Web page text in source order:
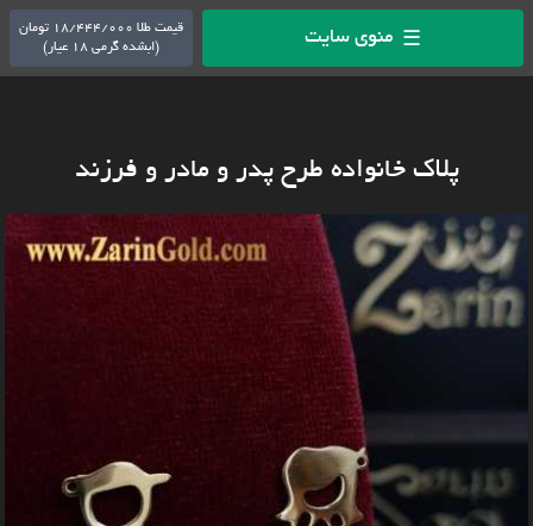
☰ منوی سایت
قیمت طلا 18/444/000 تومان
(ابشده گرمی 18 عیار)
پلاک خانواده طرح پدر و مادر و فرزند